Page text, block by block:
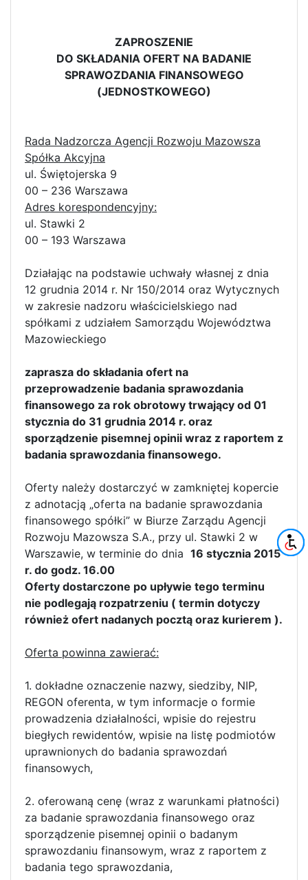
ZAPROSZENIE
DO SKŁADANIA OFERT NA BADANIE
SPRAWOZDANIA FINANSOWEGO
(JEDNOSTKOWEGO)
Rada Nadzorcza Agencji Rozwoju Mazowsza
Spółka Akcyjna
ul. Świętojerska 9
00 – 236 Warszawa
Adres korespondencyjny:
ul. Stawki 2
00 – 193 Warszawa
Działając na podstawie uchwały własnej z dnia
12 grudnia 2014 r. Nr 150/2014 oraz Wytycznych
w zakresie nadzoru właścicielskiego nad
spółkami z udziałem Samorządu Województwa
Mazowieckiego
zaprasza do składania ofert na
przeprowadzenie badania sprawozdania
finansowego za rok obrotowy trwający od 01
stycznia do 31 grudnia 2014 r. oraz
sporządzenie pisemnej opinii wraz z raportem z
badania sprawozdania finansowego.
Oferty należy dostarczyć w zamkniętej kopercie
z adnotacją „oferta na badanie sprawozdania
finansowego spółki” w Biurze Zarządu Agencji
Rozwoju Mazowsza S.A., przy ul. Stawki 2 w
Warszawie, w terminie do dnia 16 stycznia 2015
r. do godz. 16.00
Oferty dostarczone po upływie tego terminu
nie podlegają rozpatrzeniu ( termin dotyczy
również ofert nadanych pocztą oraz kurierem ).
Oferta powinna zawierać:
1. dokładne oznaczenie nazwy, siedziby, NIP,
REGON oferenta, w tym informacje o formie
prowadzenia działalności, wpisie do rejestru
biegłych rewidentów, wpisie na listę podmiotów
uprawnionych do badania sprawozdań
finansowych,
2. oferowaną cenę (wraz z warunkami płatności)
za badanie sprawozdania finansowego oraz
sporządzenie pisemnej opinii o badanym
sprawozdaniu finansowym, wraz z raportem z
badania tego sprawozdania,